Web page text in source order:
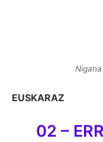
EUSKARAZ
02 –